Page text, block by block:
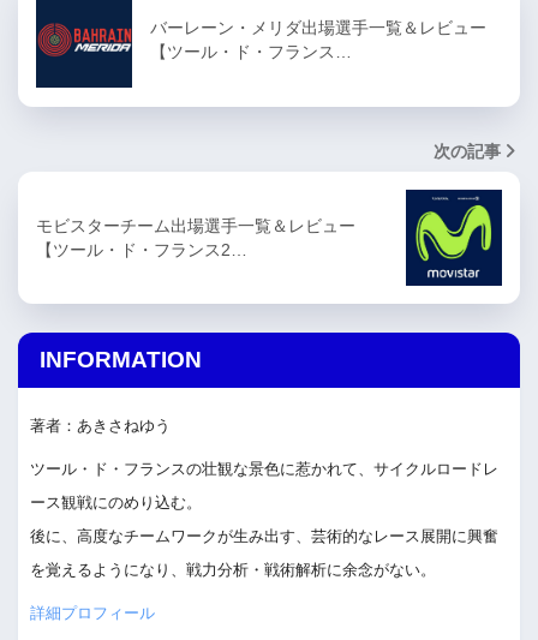
バーレーン・メリダ出場選手一覧＆レビュー
【ツール・ド・フランス…
次の記事
モビスターチーム出場選手一覧＆レビュー
【ツール・ド・フランス2…
INFORMATION
著者：あきさねゆう
ツール・ド・フランスの壮観な景色に惹かれて、サイクルロードレ
ース観戦にのめり込む。
後に、高度なチームワークが生み出す、芸術的なレース展開に興奮
を覚えるようになり、戦力分析・戦術解析に余念がない。
詳細プロフィール